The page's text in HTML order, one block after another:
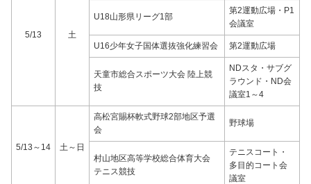
5/13 土
U18山形県リーグ1部
第2運動広場・P1
会議室
U16少年女子国体選抜強化練習会 第2運動広場
天童市総合スポーツ大会 陸上競
技
NDスタ・サブグ
ラウンド・ND会
議室1～4
5/13～14 土～日
高松宮賜杯軟式野球2部地区予選
会
野球場
村山地区高等学校総合体育大会
テニス競技
テニスコート・
多目的コート会
議室